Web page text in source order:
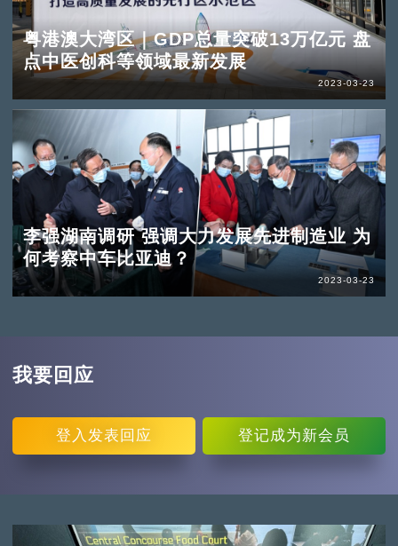
粤港澳大湾区｜GDP总量突破13万亿元 盘
点中医创科等领域最新发展
2023-03-23
李强湖南调研 强调大力发展先进制造业 为
何考察中车比亚迪？
2023-03-23
我要回应
登入 发表回应 登记成为新会员